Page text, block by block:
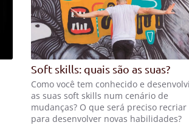
Soft skills: quais são as suas?
Como você tem conhecido e
as suas soft skills num cenário de
mudanças? O que será preciso recriar
para desenvolver novas habilidades?